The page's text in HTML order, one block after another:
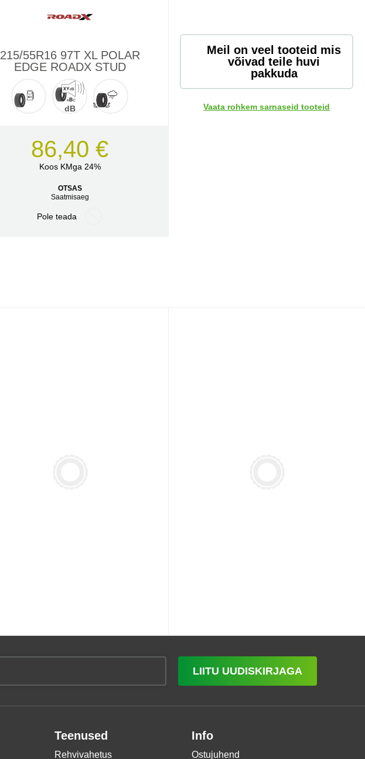
215/55R16 97T XL POLAR
EDGE ROADX STUD
dB
86,40 €
Koos KMga 24%
OTSAS
Saatmisaeg
Pole teada
Meil on veel tooteid mis
võivad teile huvi
pakkuda
Vaata rohkem sarnaseid tooteid
LIITU UUDISKIRJAGA
Teenused
Rehvivahetus
Info
Ostujuhend